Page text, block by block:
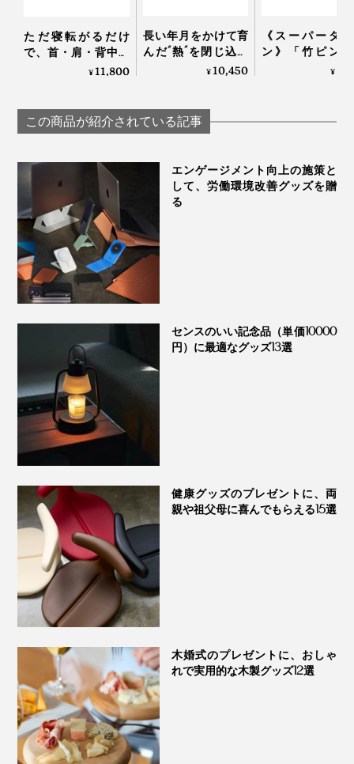
内田販売システムのSNSにも、「猫」が登場！
猫って、飼い主の腕や毛布を、前足で“ふみふみ”してく
るでしょう？あれは、赤ちゃんの頃、お母さんのお乳を
出すために“ふみふみ”していた名残と言われています。
クスモードで満たされているそうです。私たちも気持ち
よく“ふみふみ”できるように、願いを込めて、猫の肉球
を焼き印にしました」（内田さん）
ただ寝転がるだけ
で、首・肩・背中・
腰のガチガチ筋肉が
圧らくだ
¥11,800
長い年月をかけて育
んだ“熱”を閉じ込め
る密度で、じんわり
ージストーン」｜
HUKKA DESIGN
¥10,450
《スーパータ
ン》「竹ピン
「しなり」で、
¥
この商品が紹介されている記事
エンゲージメント向上の施策と
して、労働環境改善グッズを贈
る
センスのいい記念品（単価10000
円）に最適なグッズ13選
健康グッズのプレゼントに、両
親や祖父母に喜んでもらえる15選
木婚式のプレゼントに、おしゃ
れで実用的な木製グッズ12選